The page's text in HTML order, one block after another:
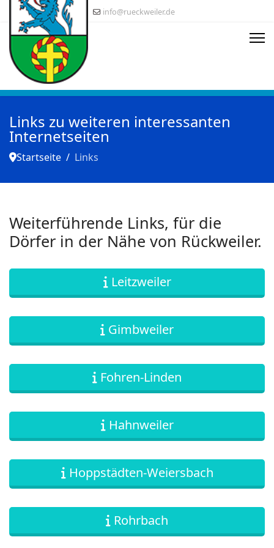
info@rueckweiler.de
Links zu weiteren interessanten
Internetseiten
Startseite Links
Weiterführende Links, für die
Dörfer in der Nähe von Rückweiler.
Leitzweiler
Gimbweiler
Fohren-Linden
Hahnweiler
Hoppstädten-Weiersbach
Rohrbach